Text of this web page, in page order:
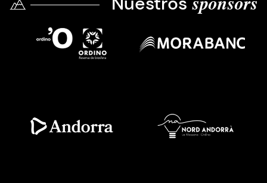
sponsors
Imatge Imatge
Imatge Imatge